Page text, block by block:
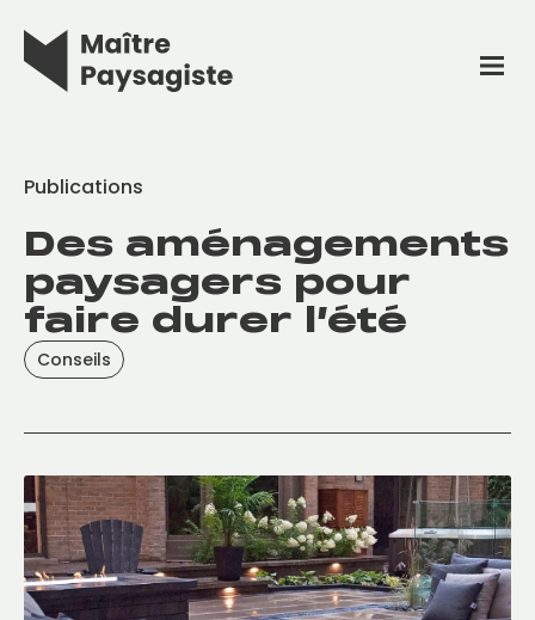
Publications
Des aménagements
paysagers pour
faire durer l’été
Conseils